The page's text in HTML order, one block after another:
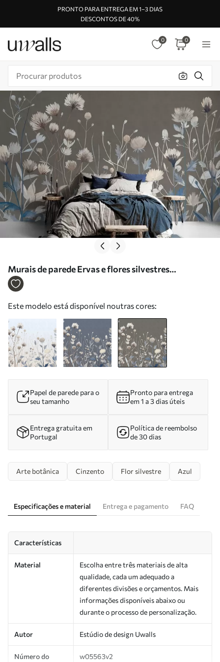
PRONTO PARA ENTREGA EM 1–3 DIAS
DESCONTOS DE 40%
0 0
Murais de parede Ervas e flores silvestres
retratadas num estilo pictórico sobre um fundo
Este modelo está disponível noutras cores:
Papel de parede para o
seu tamanho
Pronto para entrega
em 1 a 3 dias úteis
Entrega gratuita em
Portugal
Política de reembolso
de 30 dias
Arte botânica Cinzento Flor silvestre Azul
Especificações e material Entrega e pagamento FAQ
Características
Material
Escolha entre três materiais de alta
qualidade, cada um adequado a
diferentes divisões e orçamentos. Mais
informações disponíveis abaixo ou
durante o processo de personalização.
Autor Estúdio de design Uwalls
Número do
w05563v2